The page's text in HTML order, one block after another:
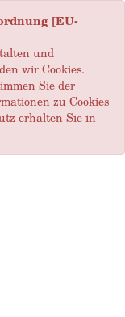
[EU-
und
wir Cookies.
Sie der
zu Cookies
erhalten Sie in